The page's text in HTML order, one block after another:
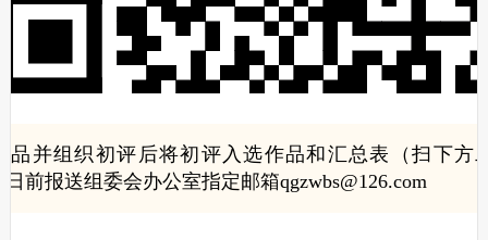
品并组织初评后将初评入选作品和汇总表（扫下方
前报送组委会办公室指定邮箱qgzwbs@126.com